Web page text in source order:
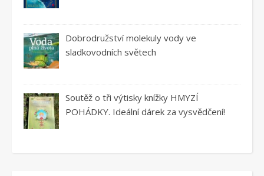
Dobrodružství molekuly vody ve
sladkovodních světech
Soutěž o tři výtisky knížky HMYZÍ
POHÁDKY. Ideální dárek za vysvědčení!